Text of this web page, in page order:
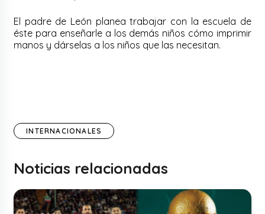
El padre de León planea trabajar con la escuela de
éste para enseñarle a los demás niños cómo imprimir
manos y dárselas a los niños que las necesitan.
INTERNACIONALES
Noticias relacionadas